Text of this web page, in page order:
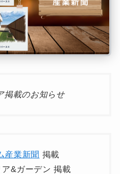
掲載のお知らせ
産業新聞 掲載
&ガーデン 掲載